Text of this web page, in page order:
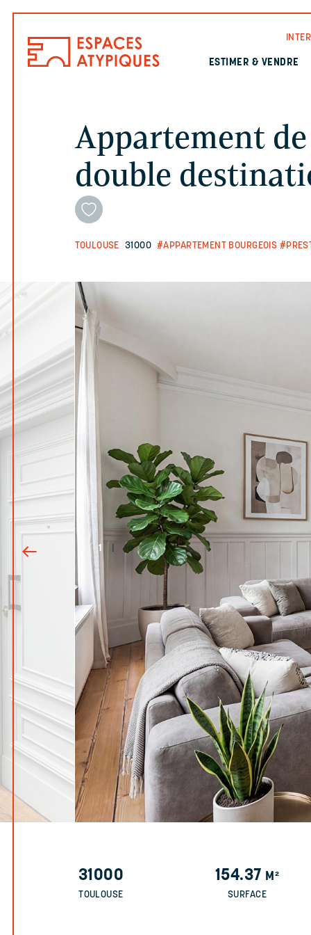
ESTIMER & VENDRE
Appartement
double
TOULOUSE 31000 #APPARTEMENT BOURGEOIS
1 10
31000
TOULOUSE
154.37 M²
SURFACE